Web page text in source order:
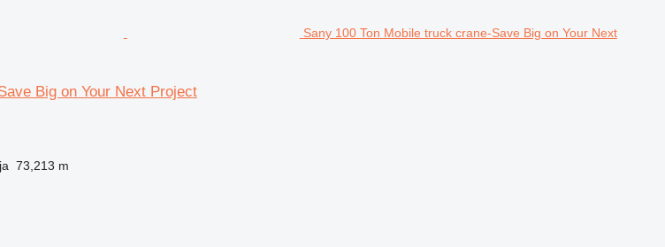
Sany 100 Ton Mobile truck crane-Save Big on Your Next
Big on Your Next Project
73,213 m